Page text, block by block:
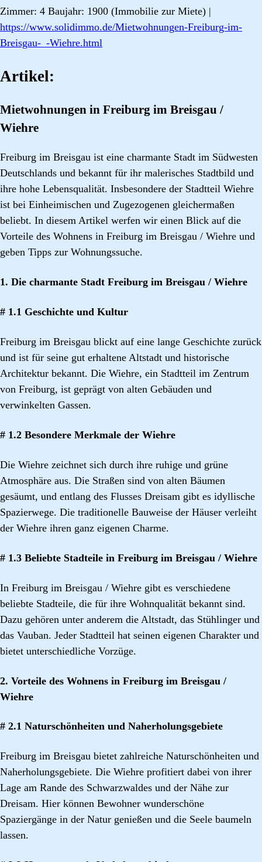
Zimmer: 4 Baujahr: 1900 (Immobilie zur Miete) |
https://www.solidimmo.de/Mietwohnungen-Freiburg-im-
Breisgau-_-Wiehre.html
Artikel:
Mietwohnungen in Freiburg im Breisgau /
Wiehre
Freiburg im Breisgau ist eine charmante Stadt im Südwesten
Deutschlands und bekannt für ihr malerisches Stadtbild und
ihre hohe Lebensqualität. Insbesondere der Stadtteil Wiehre
ist bei Einheimischen und Zugezogenen gleichermaßen
beliebt. In diesem Artikel werfen wir einen Blick auf die
Vorteile des Wohnens in Freiburg im Breisgau / Wiehre und
geben Tipps zur Wohnungssuche.
1. Die charmante Stadt Freiburg im Breisgau / Wiehre
# 1.1 Geschichte und Kultur
Freiburg im Breisgau blickt auf eine lange Geschichte zurück
und ist für seine gut erhaltene Altstadt und historische
Architektur bekannt. Die Wiehre, ein Stadtteil im Zentrum
von Freiburg, ist geprägt von alten Gebäuden und
verwinkelten Gassen.
# 1.2 Besondere Merkmale der Wiehre
Die Wiehre zeichnet sich durch ihre ruhige und grüne
Atmosphäre aus. Die Straßen sind von alten Bäumen
gesäumt, und entlang des Flusses Dreisam gibt es idyllische
Spazierwege. Die traditionelle Bauweise der Häuser verleiht
der Wiehre ihren ganz eigenen Charme.
# 1.3 Beliebte Stadteile in Freiburg im Breisgau / Wiehre
In Freiburg im Breisgau / Wiehre gibt es verschiedene
beliebte Stadteile, die für ihre Wohnqualität bekannt sind.
Dazu gehören unter anderem die Altstadt, das Stühlinger und
das Vauban. Jeder Stadtteil hat seinen eigenen Charakter und
bietet unterschiedliche Vorzüge.
2. Vorteile des Wohnens in Freiburg im Breisgau /
Wiehre
# 2.1 Naturschönheiten und Naherholungsgebiete
Freiburg im Breisgau bietet zahlreiche Naturschönheiten und
Naherholungsgebiete. Die Wiehre profitiert dabei von ihrer
Lage am Rande des Schwarzwaldes und der Nähe zur
Dreisam. Hier können Bewohner wunderschöne
Spaziergänge in der Natur genießen und die Seele baumeln
lassen.